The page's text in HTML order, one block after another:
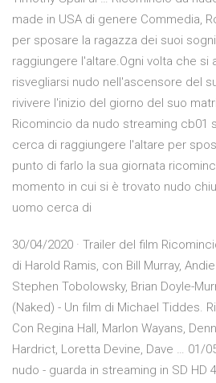
made in USA di genere Commedia,
per sposare la ragazza dei suoi
raggiungere l'altare.Ogni volta che si
risvegliarsi nudo nell'ascensore del
rivivere l'inizio del giorno del suo
Ricomincio da nudo streaming cb01
cerca di raggiungere l'altare per
punto di farlo la sua giornata
momento in cui si è trovato nudo
uomo cerca di
30/04/2020 · Trailer del film
di Harold Ramis, con Bill Murray,
Stephen Tobolowsky, Brian Doyle-
(Naked) - Un film di Michael Tiddes.
Con Regina Hall, Marlon Wayans,
Hardrict, Loretta Devine, Dave … 01/
nudo - guarda in streaming in SD HD